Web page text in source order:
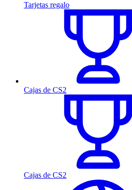
Tarjetas regalo
Cajas de CS2
Cajas de CS2